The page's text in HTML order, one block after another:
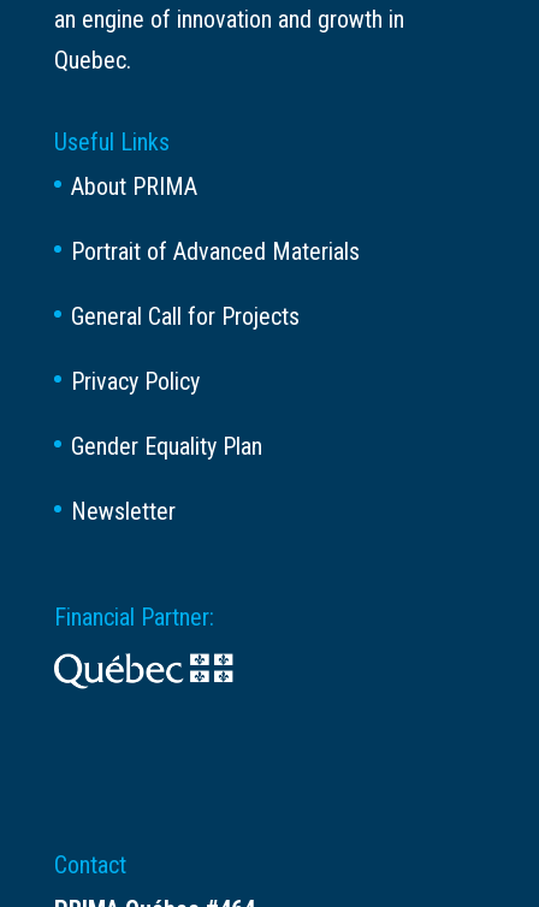
an engine of innovation and growth in
Quebec.
Useful Links
About PRIMA
Portrait of Advanced Materials
General Call for Projects
Privacy Policy
Gender Equality Plan
Newsletter
Financial Partner:
Contact